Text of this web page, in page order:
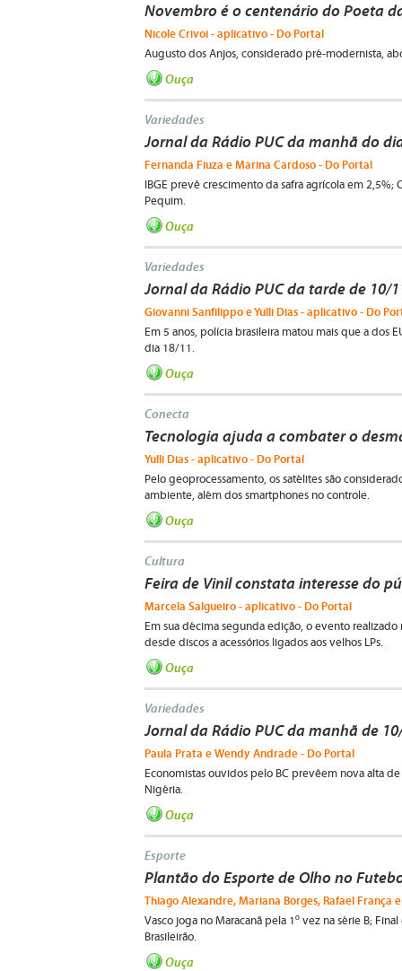
Novembro é o centenário do Poeta
Nicole Crivoi - aplicativo - Do Portal
Augusto dos Anjos, considerado pré-modernista,
Ouça
Variedades
Jornal da Rádio PUC da manhã do
Fernanda Fiuza e Marina Cardoso - Do Portal
IBGE prevê crescimento da safra agrícola em
Pequim.
Ouça
Variedades
Jornal da Rádio PUC da tarde de 10/
Giovanni Sanfilippo e Yulli Dias - aplicativo - Do
Em 5 anos, polícia brasileira matou mais que a dos
dia 18/11.
Ouça
Conecta
Tecnologia ajuda a combater o
Yulli Dias - aplicativo - Do Portal
Pelo geoprocessamento, os satélites são
ambiente, além dos smartphones no controle.
Ouça
Cultura
Feira de Vinil constata interesse do
Marcela Salgueiro - aplicativo - Do Portal
Em sua décima segunda edição, o evento
desde discos a acessórios ligados aos velhos LPs.
Ouça
Variedades
Jornal da Rádio PUC da manhã de
Paula Prata e Wendy Andrade - Do Portal
Economistas ouvidos pelo BC prevêem nova alta
Nigéria.
Ouça
Esporte
Plantão do Esporte de Olho no
Thiago Alexandre, Mariana Borges, Rafael França
Vasco joga no Maracanã pela 1º vez na série B;
Brasileirão.
Ouça